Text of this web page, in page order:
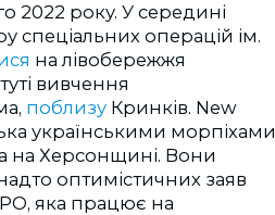
2022 року. У середині
спеціальних операцій ім.
на лівобережжя
вивчення
поблизу Кринків. New
українськими морпіхами
на Херсонщині. Вони
оптимістичних заяв
яка працює на